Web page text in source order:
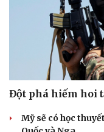
Đột phá hiếm hoi
Mỹ sẽ có học